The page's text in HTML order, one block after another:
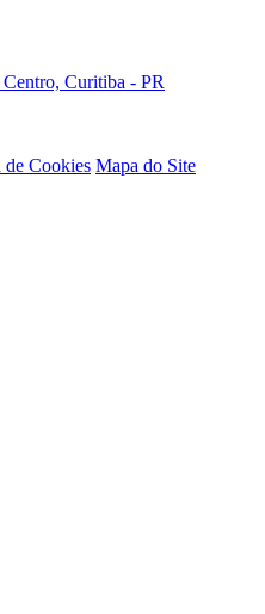
Centro, Curitiba - PR
de Cookies Mapa do Site